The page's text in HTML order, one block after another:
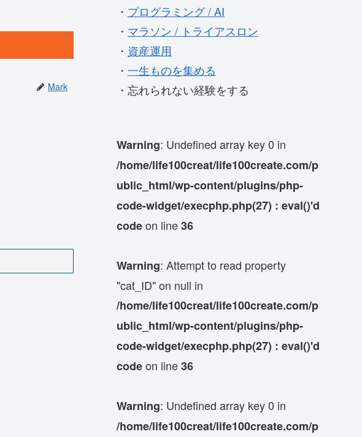
Mark
・ プログラミング / AI
・ マラソン / トライアスロン
・ 資産運用
・ 一生ものを集める
・忘れられない経験をする
Warning: Undefined array key 0 in
/home/life100creat/life100create.com/p
ublic_html/wp-content/plugins/php-
code-widget/execphp.php(27) : eval()'d
codeon line36
Warning: Attempt to read property
"cat_ID" on null in
/home/life100creat/life100create.com/p
ublic_html/wp-content/plugins/php-
code-widget/execphp.php(27) : eval()'d
codeon line36
Warning: Undefined array key 0 in
/home/life100creat/life100create.com/p